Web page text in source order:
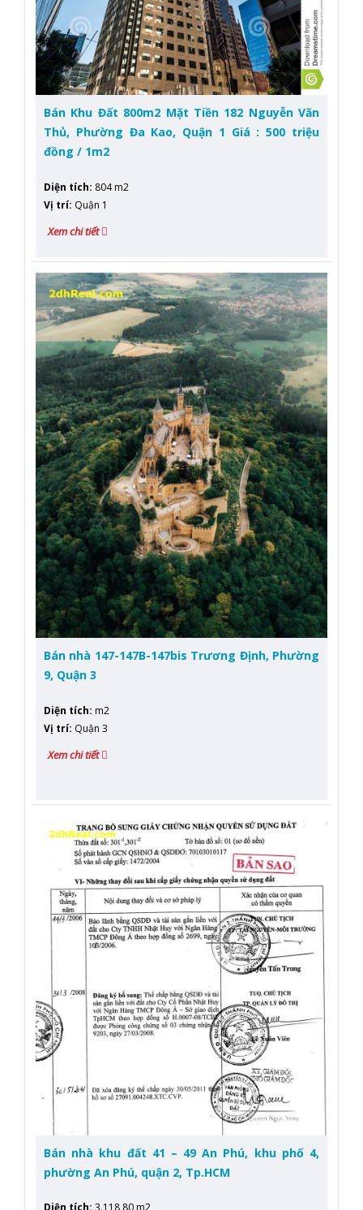
Bán Khu Đất 800m2 Mặt Tiền 182 Nguyễn Văn
Thủ, Phường Đa Kao, Quận 1 Giá : 500 triệu
đồng / 1m2
Diện tích: 804 m2
Vị trí: Quận 1
Xem chi tiết
Bán nhà 147-147B-147bis Trương Định, Phường
9, Quận 3
Diện tích: m2
Vị trí: Quận 3
Xem chi tiết
Bán nhà khu đất 41 – 49 An Phú, khu phố 4,
phường An Phú, quận 2, Tp.HCM